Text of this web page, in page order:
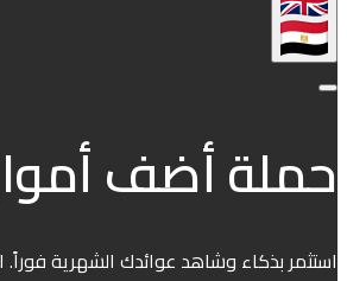
حملة أضف أموال
استثمر بذكاء وشاهد عوائدك الشهرية